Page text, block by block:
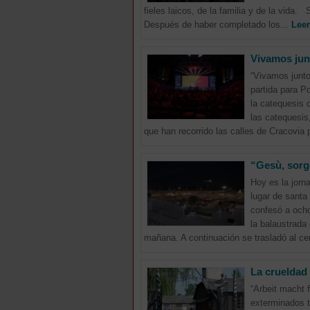
fieles laicos, de la familia y de la vida.
Después de haber completado los...
Vivamos
“Vivamos
partida para
la catequesis
las
que han recorrido las calles de Cracovia
“Gesù,
Hoy es la
lugar de
confesó a
la
mañana. A continuación se trasladó al
La
“Arbeit macht
exterminados